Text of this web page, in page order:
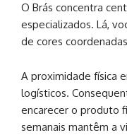
O Brás concentra
especializados. Lá,
de cores
A proximidade física
logísticos.
encarecer o produto
semanais mantêm a